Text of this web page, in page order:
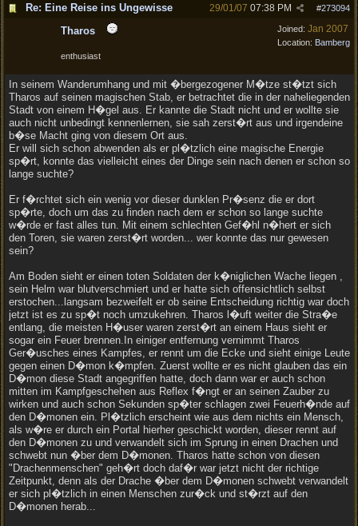
Re: Eine Reise ins Ungewisse #273094
29/01/07 07:38 PM
Joined: Jan 2007
Location: Bamberg
Tharos
enthusiast
In seinem Wanderumhang und mit �bergezogener M�tze st�tzt sich
Tharos auf seinen magischen Stab, er betrachtet die in der naheliegenden
Stadt von einem H�gel aus. Er kannte die Stadt nicht und er wollte sie
auch nicht unbedingt kennenlernen, sie sah zerst�rt aus und irgendeine
b�se Macht ging von diesem Ort aus.
Er will sich schon abwenden als er pl�tzlich eine magische Energie
sp�rt, konnte das vielleicht eines der Dinge sein nach denen er schon so
lange suchte?
Er f�rchtet sich ein wenig vor dieser dunklen Pr�senz die er dort
sp�rte, doch um das zu finden nach dem er schon so lange suchte
w�rde er fast alles tun. Mit einem schlechten Gef�hl n�hert er sich
den Toren, sie waren zerst�rt worden... wer konnte das nur gewesen
sein?
Am Boden sieht er einen toten Soldaten der k�niglichen Wache liegen ,
sein Helm war blutverschmiert und er hatte sich offensichtlich selbst
erstochen...langsam bezweifelt er ob seine Entscheidung richtig war doch
jetzt ist es zu sp�t noch umzukehren. Tharos l�uft weiter die Stra�e
entlang, die meisten H�user waren zerst�rt an einem Haus sieht er
sogar ein Feuer brennen.In einiger entfernung vernimmt Tharos
Ger�usches eines Kampfes, er rennt um die Ecke und sieht einige Leute
gegen einen D�mon k�mpfen. Zuerst wollte er es nicht glauben das ein
D�mon diese Stadt angegriffen hatte, doch dann war er auch schon
mitten im Kampfgeschehen aus Reflex f�ngt er an seinen Zauber zu
wirken und auch schon Sekunden sp�ter schlagen zwei Feuerh�nde auf
den D�monen ein. Pl�tzlich erscheint wie aus dem nichts ein Mensch,
als w�re er durch ein Portal hierher geschickt worden, dieser rennt auf
den D�monen zu und verwandelt sich im Sprung in einen Drachen und
schwebt nun �ber dem D�monen. Tharos hatte schon von diesen
"Drachenmenschen" geh�rt doch daf�r war jetzt nicht der richtige
Zeitpunkt, denn als der Drache �ber dem D�monen schwebt verwandelt
er sich pl�tzlich in einen Menschen zur�ck und st�rzt auf den
D�monen herab...